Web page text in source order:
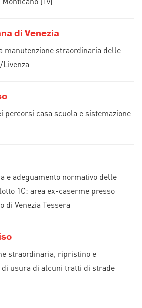
di Venezia
manutenzione straordinaria delle
percorsi casa scuola e sistemazione
e adeguamento normativo delle
1C: area ex-caserme presso
di Venezia Tessera
straordinaria, ripristino e
usura di alcuni tratti di strade